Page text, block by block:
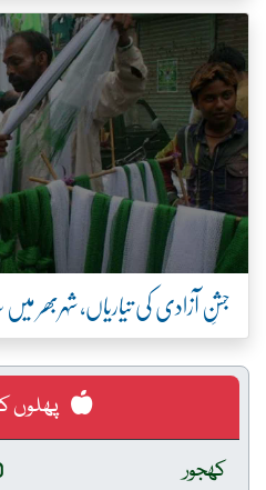
جشنِ آزادی کی تیاریاں، شہربھر
پھلوں
کھجور